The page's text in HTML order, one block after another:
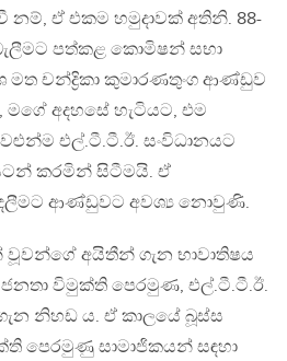
ඒ එකම හමුදාවක් අතිනි. 88-
පත්කළ කොමිෂන් සභා
මත චන්ද්‍රිකා කුමාරණතුංග ආණ්ඩුව
අදහසේ හැටියට, එම
එල්.ටී.ටී.ඊ. සංවිධානයට
කරමින් සිටීමයි. ඒ
ආණ්ඩුවට අවශ්‍ය නොවුණි.
වූවන්ගේ අයිතීන් ගැන භාවාතිෂය
විමුක්ති පෙරමුණ, එල්.ටී.ටී.ඊ.
නිහඩ ය. ඒ කාලයේ බූස්ස
පෙරමුණු සාමාජිකයන් සඳහා